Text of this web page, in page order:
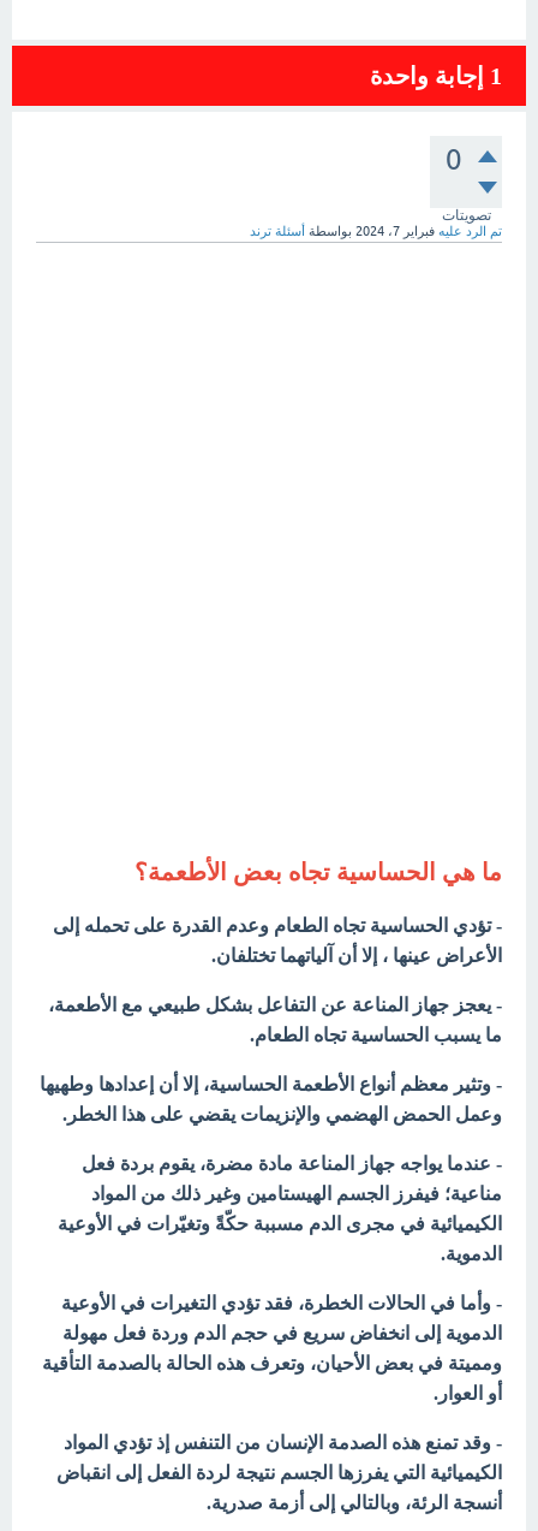
1 إجابة واحدة
0
تصويتات
تم الرد عليه فبراير 7، 2024 بواسطة أسئلة ترند
ما هي الحساسية تجاه بعض الأطعمة؟
- تؤدي الحساسية تجاه الطعام وعدم القدرة على تحمله إلى
الأعراض عينها ، إلا أن آلياتهما تختلفان.
- يعجز جهاز المناعة عن التفاعل بشكل طبيعي مع الأطعمة،
ما يسبب الحساسية تجاه الطعام.
- وتثير معظم أنواع الأطعمة الحساسية، إلا أن إعدادها وطهيها
وعمل الحمض الهضمي والإنزيمات يقضي على هذا الخطر.
- عندما يواجه جهاز المناعة مادة مضرة، يقوم بردة فعل
مناعية؛ فيفرز الجسم الهيستامين وغير ذلك من المواد
الكيميائية في مجرى الدم مسببة حكّةً وتغيّرات في الأوعية
الدموية.
- وأما في الحالات الخطرة، فقد تؤدي التغيرات في الأوعية
الدموية إلى انخفاض سريع في حجم الدم وردة فعل مهولة
ومميتة في بعض الأحيان، وتعرف هذه الحالة بالصدمة التأقية
أو العوار.
- وقد تمنع هذه الصدمة الإنسان من التنفس إذ تؤدي المواد
الكيميائية التي يفرزها الجسم نتيجة لردة الفعل إلى انقباض
أنسجة الرئة، وبالتالي إلى أزمة صدرية.